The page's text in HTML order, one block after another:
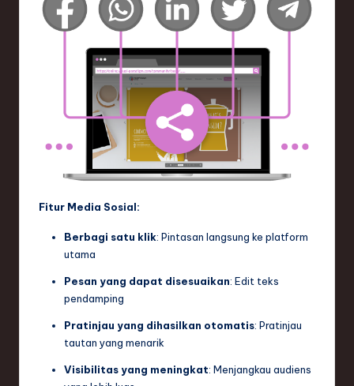
Fitur Media Sosial:
Berbagi satu klik: Pintasan langsung ke platform
utama
Pesan yang dapat disesuaikan: Edit teks
pendamping
Pratinjau yang dihasilkan otomatis: Pratinjau
tautan yang menarik
Visibilitas yang meningkat: Menjangkau audiens